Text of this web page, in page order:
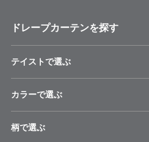
ドレープカーテンを探す
テイストで選ぶ
カラーで選ぶ
柄で選ぶ